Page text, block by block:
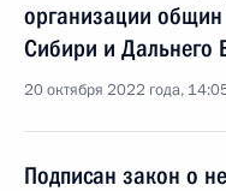
организации
Сибири и Дальнего
20 октября 2022 года,
Подписан закон о